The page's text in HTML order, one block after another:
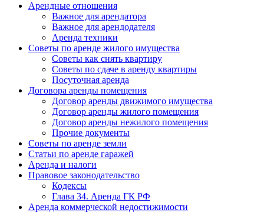
Арендные отношения
Важное для арендатора
Важное для арендодателя
Аренда техники
Советы по аренде жилого имущества
Советы как снять квартиру
Советы по сдаче в аренду квартиры
Посуточная аренда
Договора аренды помещения
Договор аренды движимого имущества
Договор аренды жилого помещения
Договор аренды нежилого помещения
Прочие документы
Советы по аренде земли
Статьи по аренде гаражей
Аренда и налоги
Правовое законодательство
Кодексы
Глава 34. Аренда ГК РФ
Аренда коммерческой недостижимости